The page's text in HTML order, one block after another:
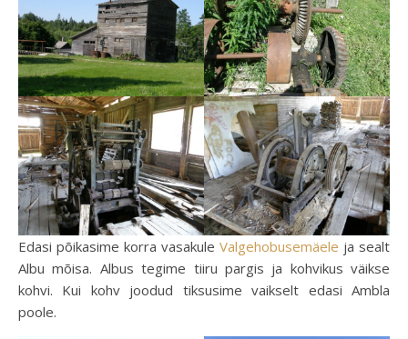
Edasi põikasime korra vasakule Valgehobusemäele ja sealt
Albu mõisa. Albus tegime tiiru pargis ja kohvikus väikse
kohvi. Kui kohv joodud tiksusime vaikselt edasi Ambla
poole.